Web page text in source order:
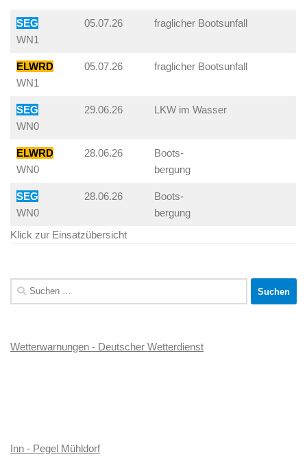
SEG
WN1
05.07.26 fraglicher Bootsunfall
ELWRD
WN1
05.07.26 fraglicher Bootsunfall
SEG
WN0
29.06.26 LKW im Wasser
ELWRD
WN0
28.06.26
Boots-
bergung
SEG
WN0
28.06.26
Boots-
bergung
Klick zur Einsatzübersicht
Suchen
nach:
Wetterwarnungen - Deutscher Wetterdienst
Inn - Pegel Mühldorf